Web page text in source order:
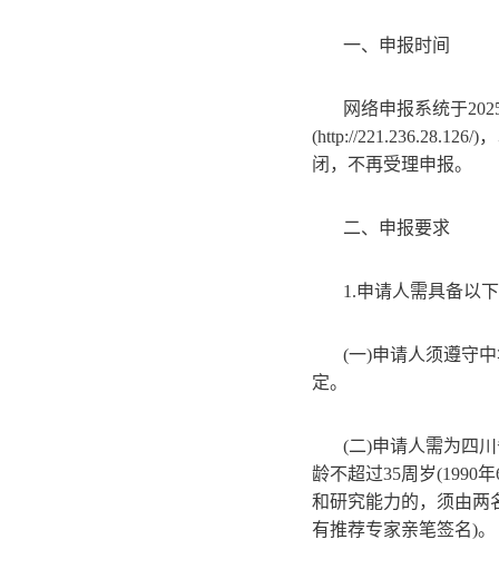
一、申报时间
网络申报系统于
(http://221.236.28.126/
闭，不再受理申报。
二、申报要求
1.申请人需具备以
(一)申请人须遵守
定。
(二)申请人需为四
龄不超过35周岁(1990
和研究能力的，须由两
有推荐专家亲笔签名)。